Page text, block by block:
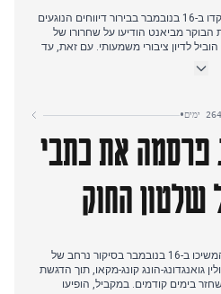
כלי התקשורת הטורקיים התמקדו ב-16 בנובמבר בבירור דיווחים הנוגעים
מביאנט הודיעו על שחרורו של
לדיון ציבורי משמעותי. עם זאת, עד
זמנית ולא שוחרר לצמיתות (מיליאט,
כללו דיווח של האו"ם על ירי
(איידנליק).
•
פרסמה את כתבי
שלטון החוק
כלי תקשורת ממלכתיים בסין המשיכו ב-16 בנובמבר בסיקור נרחב של
גואנגדונג-הונג קונג-מקאו, תוך הדגשת
בימים קודמים. במקביל, הופיעו